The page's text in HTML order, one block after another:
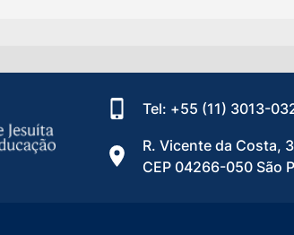
Tel: +55 (11) 3013-
R. Vicente da Costa,
CEP 04266-050 São